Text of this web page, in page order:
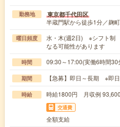
勤務地 東京都千代田区
半蔵門駅から徒歩1分／麹
曜日頻度
水・木(週2日) ※シフト制
なる可能性があります
時間 09:30～17:00(実働6時間
期間 【急募】即日～長期 ※即日
時給 時給1800円 月収例
交通費
全額支給